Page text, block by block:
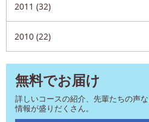
2011 (32)
2010 (22)
無料でお届け
詳しいコースの紹介、先輩たちの声
情報が盛りだくさん。